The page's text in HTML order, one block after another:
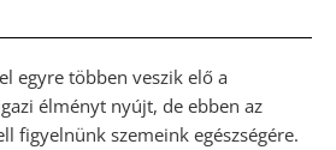
egyre többen veszik elő a
élményt nyújt, de ebben az
figyelnünk szemeink egészségére.